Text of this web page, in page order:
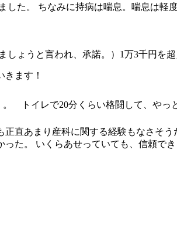
た。 ちなみに持病は喘息。喘息は軽
ょうと言われ、承諾。）1万3千円を超
ます！
トイレで20分くらい格闘して、やっ
直あまり産科に関する経験もなさそ
た。 いくらあせっていても、信頼で